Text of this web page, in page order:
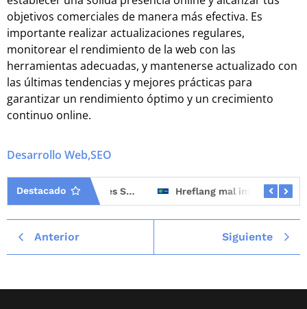
objetivos comerciales de manera más efectiva. Es
importante realizar actualizaciones regulares,
monitorear el rendimiento de la web con las
herramientas adecuadas, y mantenerse actualizado con
las últimas tendencias y mejores prácticas para
garantizar un rendimiento óptimo y un crecimiento
continuo online.
Desarrollo Web,SEO
Destacado Mejores consultores SEO en España (2026) Hreflang mal implementado: el error SEO que más tráfico internacional hace perder
Anterior Siguiente